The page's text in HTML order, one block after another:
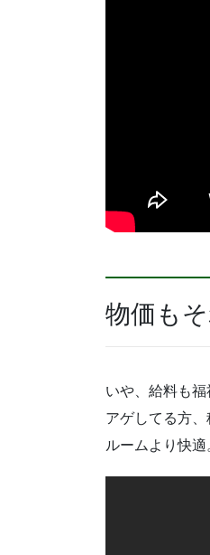
物価も
いや、給料も
アゲしてる方
ルームより快